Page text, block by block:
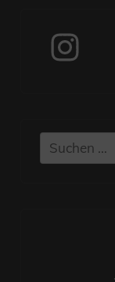
Instagram
Suchen
nach: